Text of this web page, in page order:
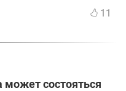
11
может состояться